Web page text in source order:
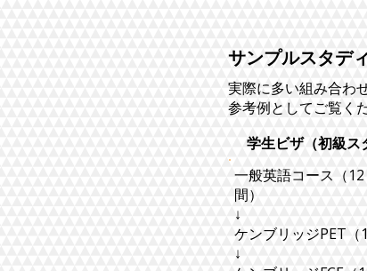
サンプルスタデ
実際に多い組み合わ
参考例としてご覧く
学生ビザ（初級ス
一般英語コース（
間）
↓
ケンブリッジPET（
↓